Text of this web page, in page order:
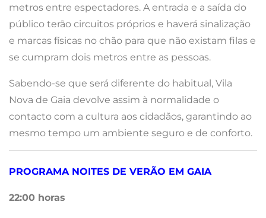
metros entre espectadores. A entrada e a saída do
público terão circuitos próprios e haverá sinalização
e marcas físicas no chão para que não existam filas e
se cumpram dois metros entre as pessoas.
Sabendo-se que será diferente do habitual, Vila
Nova de Gaia devolve assim à normalidade o
contacto com a cultura aos cidadãos, garantindo ao
mesmo tempo um ambiente seguro e de conforto.
PROGRAMA NOITES DE VERÃO EM GAIA
22:00 horas